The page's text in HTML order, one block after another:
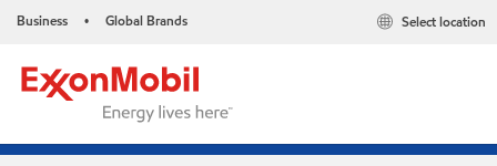
Business • Global Brands Select location